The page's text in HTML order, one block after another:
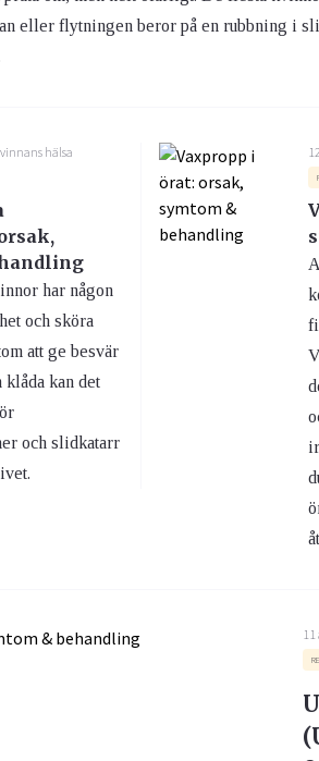
eller flytningen beror på en rubbning i
hälsa
har någon
och sköra
att ge besvär
kan det
och slidkatarr